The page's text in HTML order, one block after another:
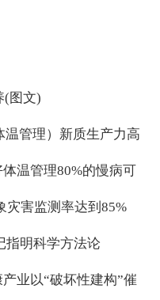
(图文)
温管理）新质生产力高
温管理80%的慢病可
灾害监测率达到85%
指明科学方法论
业以“破坏性建构”催